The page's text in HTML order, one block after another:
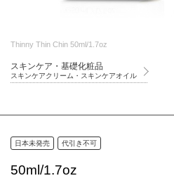
Thinny Thin Chin 50ml/1.7oz
スキンケア・基礎化粧品
スキンケアクリーム・スキンケアオイル
日本未発売 代引き不可
50ml/1.7oz